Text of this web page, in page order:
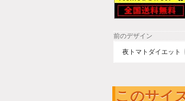
前のデザイン
夜トマトダイエット
このサイ